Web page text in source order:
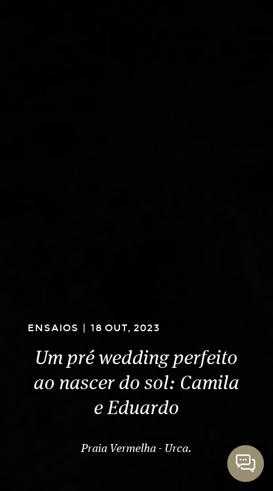
ENSAIOS | 18 OUT, 2023
Um pré wedding perfeito
ao nascer do sol: Camila
e Eduardo
Praia Vermelha - Urca.